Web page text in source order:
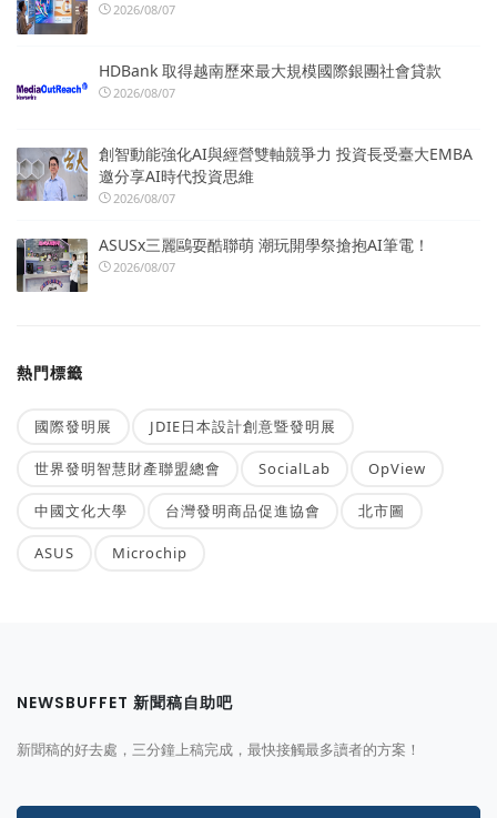
2026/08/07
HDBank 取得越南歷來最大規模國際銀團社會貸款
2026/08/07
創智動能強化AI與經營雙軸競爭力 投資長受臺大EMBA
邀分享AI時代投資思維
2026/08/07
ASUSx三麗鷗耍酷聯萌 潮玩開學祭搶抱AI筆電！
2026/08/07
熱門標籤
國際發明展 JDIE日本設計創意暨發明展
世界發明智慧財產聯盟總會 SocialLab OpView
中國文化大學 台灣發明商品促進協會 北市圖
ASUS Microchip
NEWSBUFFET 新聞稿自助吧
新聞稿的好去處，三分鐘上稿完成，最快接觸最多讀者的方案！